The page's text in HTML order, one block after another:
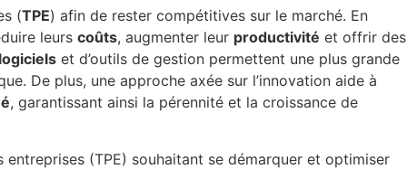
(TPE) afin de rester compétitives sur le marché. En
leurs coûts, augmenter leur productivité et offrir des
logiciels et d’outils de gestion permettent une plus grande
De plus, une approche axée sur l’innovation aide à
, garantissant ainsi la pérennité et la croissance de
(TPE) souhaitant se démarquer et optimiser